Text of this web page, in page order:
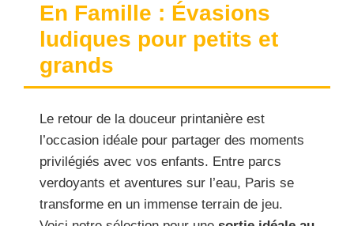
En Famille : Évasions
ludiques pour petits et
grands
Le retour de la douceur printanière est
l’occasion idéale pour partager des moments
privilégiés avec vos enfants. Entre parcs
verdoyants et aventures sur l’eau, Paris se
transforme en un immense terrain de jeu.